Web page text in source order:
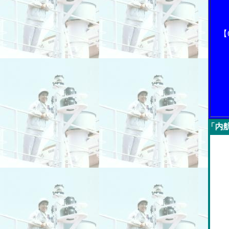
今週の「内航海運新聞」